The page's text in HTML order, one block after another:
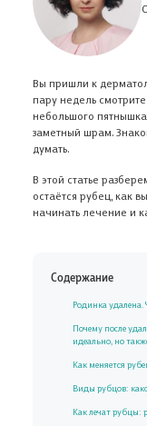
Вы пришли к
пару недель
небольшого
заметный шрам.
думать.
В этой статье
остаётся рубец, как
начинать лечение и
Содержание
Родинка
Почему после
идеально, но
Как меняется
Виды рубцов:
Как лечат рубцы: